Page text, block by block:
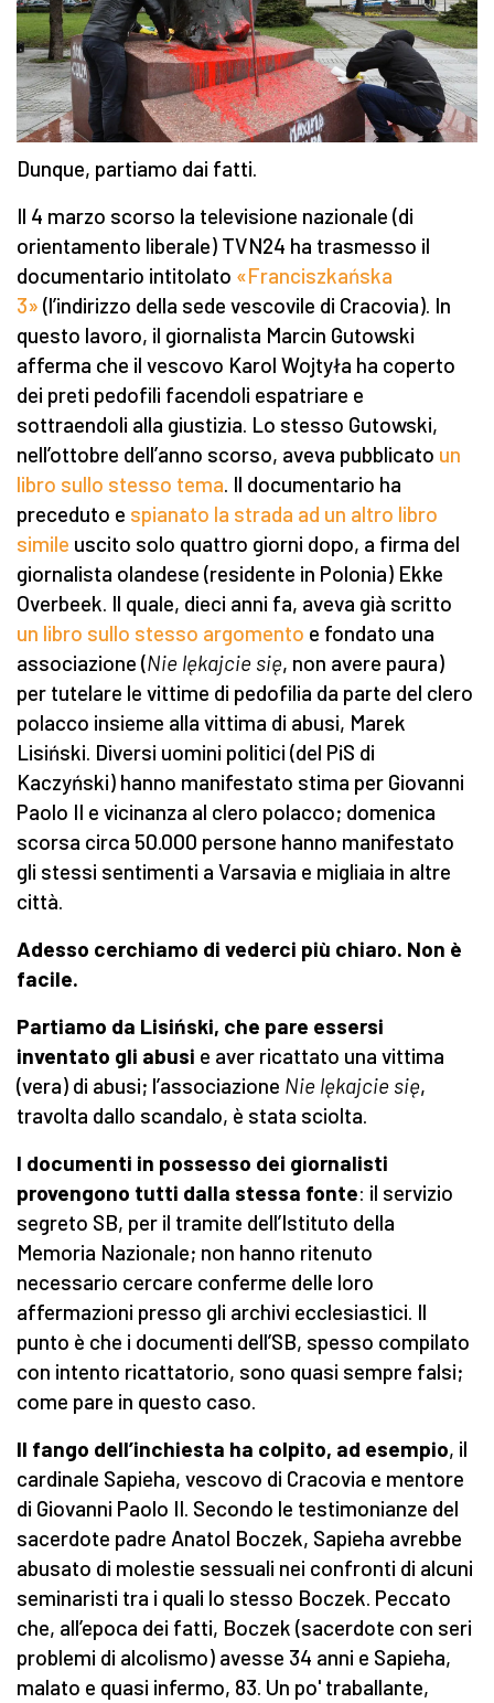
Dunque, partiamo dai fatti.
Il 4 marzo scorso la televisione nazionale (di
orientamento liberale) TVN24 ha trasmesso il
documentario intitolato «Franciszkańska
3» (l’indirizzo della sede vescovile di Cracovia). In
questo lavoro, il giornalista Marcin Gutowski
afferma che il vescovo Karol Wojtyła ha coperto
dei preti pedofili facendoli espatriare e
sottraendoli alla giustizia. Lo stesso Gutowski,
nell’ottobre dell’anno scorso, aveva pubblicato un
libro sullo stesso tema. Il documentario ha
preceduto e spianato la strada ad un altro libro
simile uscito solo quattro giorni dopo, a firma del
giornalista olandese (residente in Polonia) Ekke
Overbeek. Il quale, dieci anni fa, aveva già scritto
un libro sullo stesso argomento e fondato una
associazione (Nie lękajcie się, non avere paura)
per tutelare le vittime di pedofilia da parte del clero
polacco insieme alla vittima di abusi, Marek
Lisiński. Diversi uomini politici (del PiS di
Kaczyński) hanno manifestato stima per Giovanni
Paolo II e vicinanza al clero polacco; domenica
scorsa circa 50.000 persone hanno manifestato
gli stessi sentimenti a Varsavia e migliaia in altre
città.
Adesso cerchiamo di vederci più chiaro. Non è
facile.
Partiamo da Lisiński, che pare essersi
inventato gli abusi e aver ricattato una vittima
(vera) di abusi; l’associazione Nie lękajcie się,
travolta dallo scandalo, è stata sciolta.
I documenti in possesso dei giornalisti
provengono tutti dalla stessa fonte: il servizio
segreto SB, per il tramite dell’Istituto della
Memoria Nazionale; non hanno ritenuto
necessario cercare conferme delle loro
affermazioni presso gli archivi ecclesiastici. Il
punto è che i documenti dell’SB, spesso compilato
con intento ricattatorio, sono quasi sempre falsi;
come pare in questo caso.
Il fango dell’inchiesta ha colpito, ad esempio, il
cardinale Sapieha, vescovo di Cracovia e mentore
di Giovanni Paolo II. Secondo le testimonianze del
sacerdote padre Anatol Boczek, Sapieha avrebbe
abusato di molestie sessuali nei confronti di alcuni
seminaristi tra i quali lo stesso Boczek. Peccato
che, all’epoca dei fatti, Boczek (sacerdote con seri
problemi di alcolismo) avesse 34 anni e Sapieha,
malato e quasi infermo, 83. Un po' traballante,